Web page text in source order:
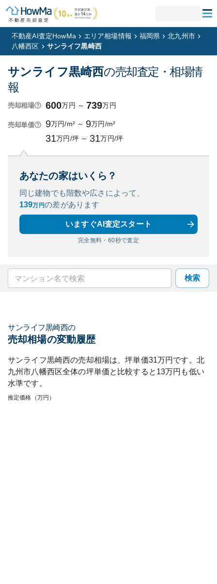
不動産AI査定HowMa エリア相場情報 福岡県
北九州市
八幡西区
サンライフ黒崎西
サンライフ黒崎西の売却査定・相場情
報
売却相場 600万円 ～ 739万円
売却単価 9万円/m² ～ 9万円/m²
31万円/坪 ～ 31万円/坪
あなたの家はいくら？
同じ建物でも階数や広さによって、
139万円の差があります
いますぐAI査定スタート
完全無料・60秒で査定
検索
サンライフ黒崎西の
売却相場の変動履歴
サンライフ黒崎西の売却相場は、坪単価31万円です。 北
九州市八幡西区全体の坪単価と比較すると 13万円も低い
水準です。
推定価格（万円）